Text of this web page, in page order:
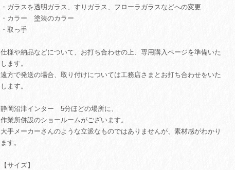
・ガラスを透明ガラス、すりガラス、フローラガラスなどへの変更
・カラー 塗装のカラー
・取っ手
仕様や納品などについて、お打ち合わせの上、専用購入ページを準備いた
します。
遠方で発送の場合、取り付けについては工務店さまとお打ち合わせをいた
します。
静岡沼津インター 5分ほどの場所に、
作業所併設のショールームがございます。
大手メーカーさんのような立派なものではありませんが、素材感がわかり
ます。
【サイズ】